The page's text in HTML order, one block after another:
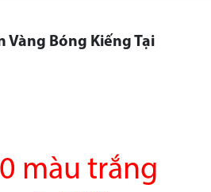
Vàng Bóng Kiếng Tại
màu trắng